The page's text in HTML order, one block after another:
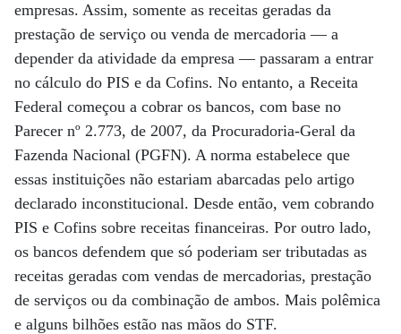
empresas. Assim, somente as receitas geradas da
prestação de serviço ou venda de mercadoria — a
depender da atividade da empresa — passaram a entrar
no cálculo do PIS e da Cofins. No entanto, a Receita
Federal começou a cobrar os bancos, com base no
Parecer nº 2.773, de 2007, da Procuradoria-Geral da
Fazenda Nacional (PGFN). A norma estabelece que
essas instituições não estariam abarcadas pelo artigo
declarado inconstitucional. Desde então, vem cobrando
PIS e Cofins sobre receitas financeiras. Por outro lado,
os bancos defendem que só poderiam ser tributadas as
receitas geradas com vendas de mercadorias, prestação
de serviços ou da combinação de ambos. Mais polêmica
e alguns bilhões estão nas mãos do STF.